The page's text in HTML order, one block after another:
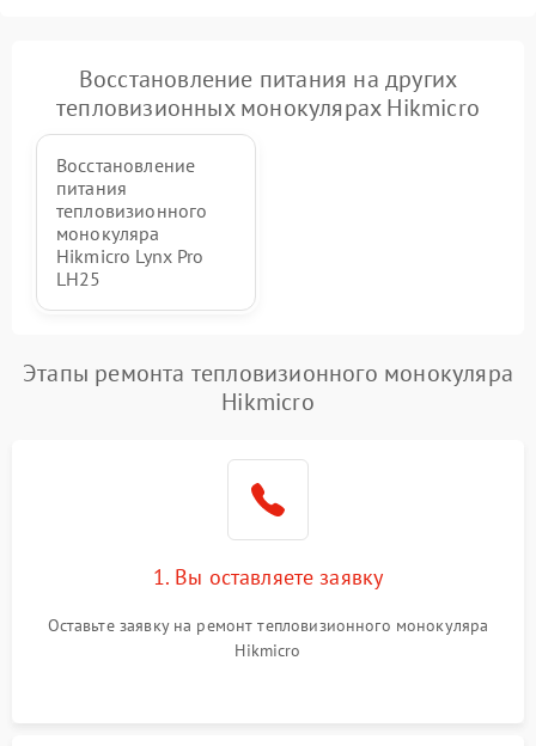
Восстановление питания на других
тепловизионных монокулярах Hikmicro
Восстановление
питания
тепловизионного
монокуляра
Hikmicro Lynx Pro
LH25
Этапы ремонта тепловизионного монокуляра
Hikmicro
1. Вы оставляете заявку
Оставьте заявку на ремонт тепловизионного монокуляра
Hikmicro